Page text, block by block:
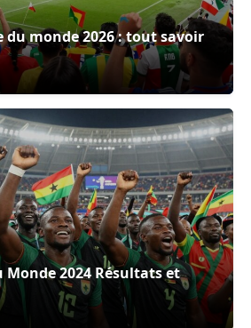
du monde 2026 : tout savoir
Monde 2024 Résultats et